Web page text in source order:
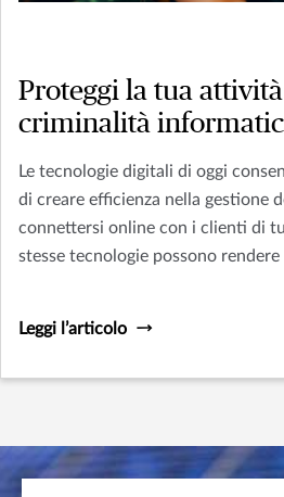
Proteggi la tua
criminalità
Le tecnologie digitali di oggi
di creare efficienza nella gestione
connettersi online con i clienti di
stesse tecnologie possono
Leggi l’articolo